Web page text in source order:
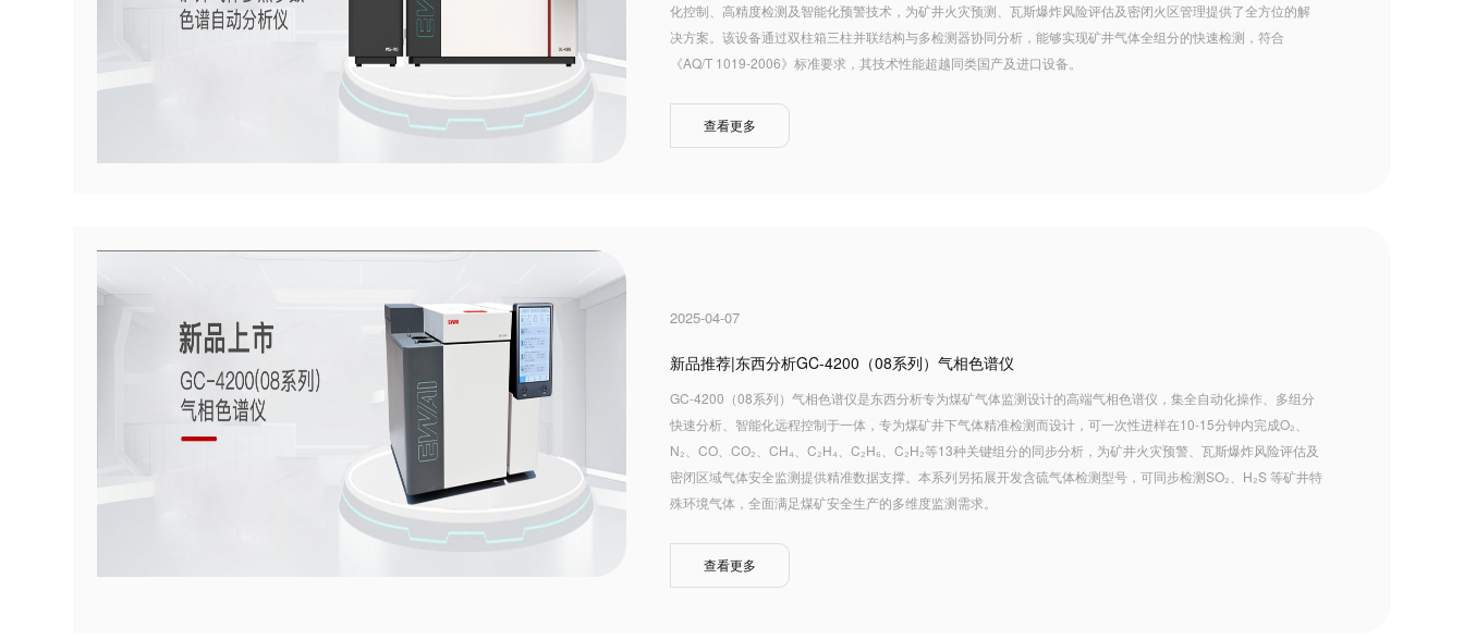
化控制、高精度检测及智能化预警技术，为矿井火灾预测、瓦斯爆炸风险评估及密闭火区管理提供了全方位的解
决方案。该设备通过双柱箱三柱并联结构与多检测器协同分析，能够实现矿井气体全组分的快速检测，符合
《AQ/T 1019-2006》标准要求，其技术性能超越同类国产及进口设备。
查看更多
2025-04-07
新品推荐|东西分析GC-4200（08系列）气相色谱仪
GC-4200（08系列）气相色谱仪是东西分析专为煤矿气体监测设计的高端气相色谱仪，集全自动化操作、多组分
快速分析、智能化远程控制于一体，专为煤矿井下气体精准检测而设计，可一次性进样在10-15分钟内完成O₂、
N₂、CO、CO₂、CH₄、C₂H₄、C₂H₆、C₂H₂等13种关键组分的同步分析，为矿井火灾预警、瓦斯爆炸风险评估及
密闭区域气体安全监测提供精准数据支撑。本系列另拓展开发含硫气体检测型号，可同步检测SO₂、H₂S 等矿井特
殊环境气体，全面满足煤矿安全生产的多维度监测需求。
查看更多